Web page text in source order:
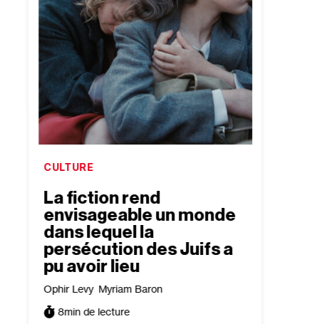
CULTURE
La fiction rend
envisageable un monde
dans lequel la
persécution des Juifs a
pu avoir lieu
Ophir Levy Myriam Baron
8min de lecture